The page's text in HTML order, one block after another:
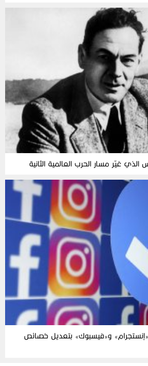
غيّر مسار الحرب العالمية الثانية
«إنستجرام» و«فيسبوك» بتعديل خصائص